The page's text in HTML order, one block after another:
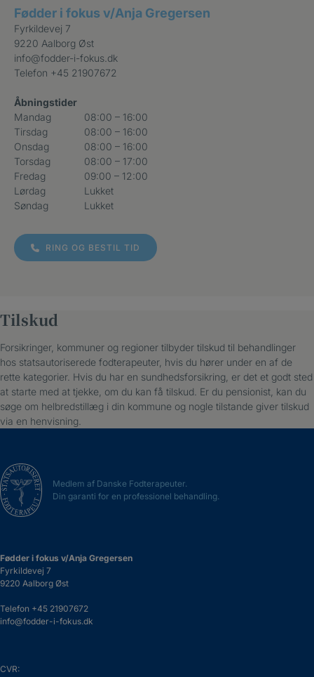
Fødder i fokus v/Anja Gregersen
Fyrkildevej 7
9220 Aalborg Øst
info@fodder-i-fokus.dk
Telefon +45 21907672
Åbningstider
Mandag
08:00 – 16:00
Tirsdag
08:00 – 16:00
Onsdag
08:00 – 16:00
Torsdag
08:00 – 17:00
Fredag
09:00 – 12:00
Lørdag
Lukket
Søndag
Lukket
RING OG BESTIL TID
Tilskud
Forsikringer, kommuner og regioner tilbyder tilskud til behandlinger
hos statsautoriserede fodterapeuter, hvis du hører under en af de
rette kategorier. Hvis du har en sundhedsforsikring, er det et godt sted
at starte med at tjekke, om du kan få tilskud. Er du pensionist, kan du
søge om helbredstillæg i din kommune og nogle tilstande giver tilskud
via en henvisning.
Medlem af Danske Fodterapeuter.
Din garanti for en professionel behandling.
Fødder i fokus v/Anja Gregersen
Fyrkildevej 7
9220 Aalborg Øst
Telefon +45 21907672
info@fodder-i-fokus.dk
CVR: